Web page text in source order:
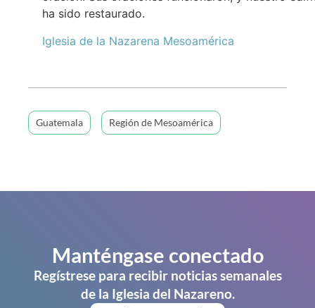
ha sido restaurado.
Iglesia de la Nazarena Mesoamérica
Guatemala Región de Mesoamérica
Manténgase conectado
Regístrese para recibir noticias semanales
de la Iglesia del Nazareno.